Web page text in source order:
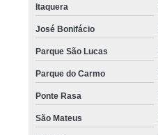
Itaquera
José Bonifácio
Parque São Lucas
Parque do Carmo
Ponte Rasa
São Mateus